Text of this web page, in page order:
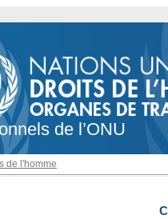
de l’ONU
de l'homme